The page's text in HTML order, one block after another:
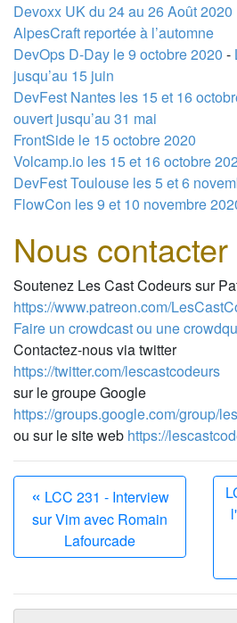
Devoxx UK du 24 au 26 Août 2020
AlpesCraft reportée à l’automne
DevOps D-Day le 9 octobre 2020 -
jusqu’au 15 juin
DevFest Nantes les 15 et 16
ouvert jusqu’au 31 mai
FrontSide le 15 octobre 2020
Volcamp.io les 15 et 16 octobre
DevFest Toulouse les 5 et 6
FlowCon les 9 et 10 novembre
Nous contacter
Soutenez Les Cast Codeurs sur
https://www.patreon.com/
Faire un crowdcast ou une
Contactez-nous via twitter
https://twitter.com/lescastcodeurs
sur le groupe Google
https://groups.google.com/group/
ou sur le site web https://
« LCC 231 - Interview
sur Vim avec Romain
Lafourcade